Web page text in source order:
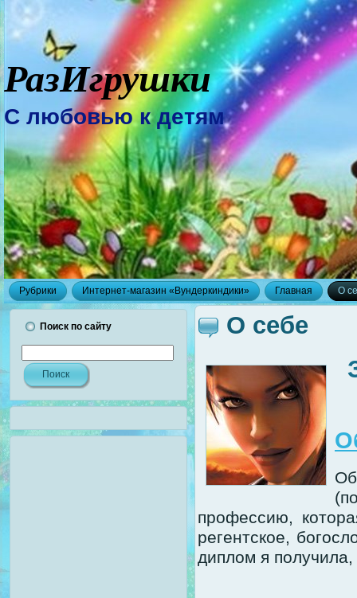
РазИгрушки
С любовью к детям
Рубрики Интернет-магазин «Вундеркиндики» Главная О
Поиск по сайту
О себе
профессию,
регентское,
диплом я